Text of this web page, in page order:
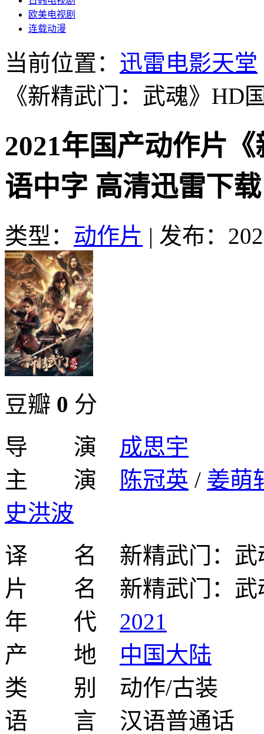
欧美电视剧
连载动漫
当前位置： 迅雷电影天堂
《新精武门：武魂》HD
2021年国产动作片
语中字 高清迅雷下载
类型： 动作片 | 发布：
豆瓣 0 分
导 演 成思宇
主 演
陈冠英 / 姜萌
史洪波
译 名 新精武门：武
片 名 新精武门：武
年 代 2021
产 地 中国大陆
类 别 动作/古装
语 言 汉语普通话